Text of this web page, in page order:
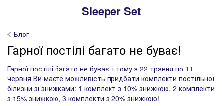
Sleeper Set
Блог
Гарної постілі багато не буває!
Гарної постілі багато не буває, і тому з 22 травня по 11
червня Ви маєте можливість придбати комплекти постільної
білизни зі знижками: 1 комплект з 10% знижкою, 2 комплекти
з 15% знижкою, 3 комплекти з 20% знижкою!